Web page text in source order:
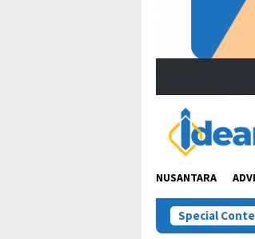
NUSANTARA
Special
Zulhas soal “Tanam Sawit”, BM PAN